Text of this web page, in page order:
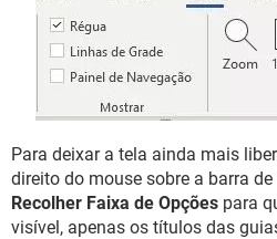
Para deixar a tela ainda mais
direito do mouse sobre a barra
Recolher Faixa de Opções para
visível, apenas os títulos das